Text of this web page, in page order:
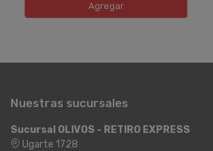
Agregar
Nuestras sucursales
Sucursal OLIVOS - RETIRO EXPRESS
Ugarte 1728